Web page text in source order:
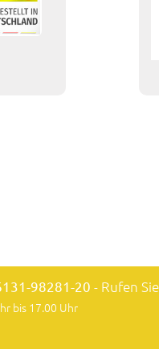
98281-20 - Rufen
bis 17.00 Uhr